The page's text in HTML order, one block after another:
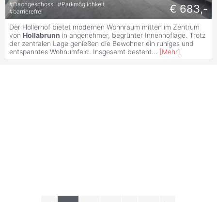
#Dachgeschoss #Parkmöglichkeit
#barrierefrei € 683,-
Der Hollerhof bietet modernen Wohnraum mitten im Zentrum
von Hollabrunn in angenehmer, begrünter Innenhoflage. Trotz
der zentralen Lage genießen die Bewohner ein ruhiges und
entspanntes Wohnumfeld. Insgesamt besteht... [Mehr]